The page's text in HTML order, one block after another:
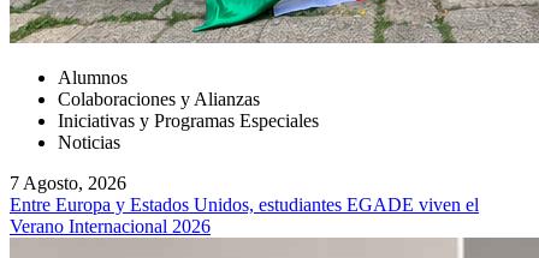
Alumnos
Colaboraciones y Alianzas
Iniciativas y Programas Especiales
Noticias
7 Agosto, 2026
Entre Europa y Estados Unidos, estudiantes EGADE viven el
Verano Internacional 2026